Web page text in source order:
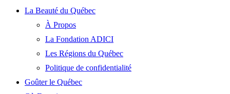
La Beauté du Québec
À Propos
La Fondation ADICI
Les Régions du Québec
Politique de confidentialité
Goûter le Québec